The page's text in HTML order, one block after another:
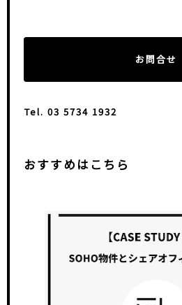
お問合せ
Tel. 03 5734 1932
おすすめはこちら